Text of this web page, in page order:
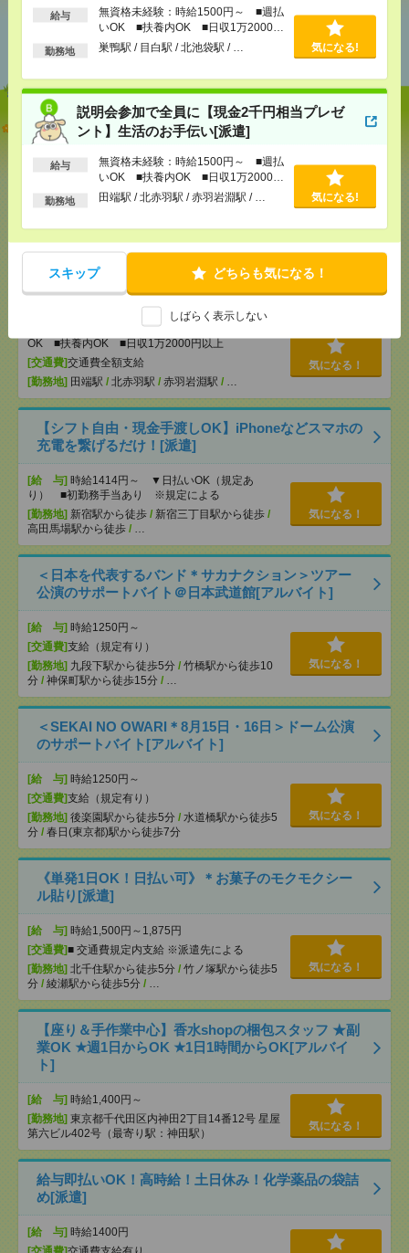
給与
無資格未経験：時給1500円～ ■週払
いOK ■扶養内OK ■日収1万2000円
以上
勤務地 巣鴨駅 / 目白駅 / 北池袋駅 / … 気になる!
説明会参加で全員に【現金2千円相当プレゼ
ント】生活のお手伝い[派遣]
給与
無資格未経験：時給1500円～ ■週払
いOK ■扶養内OK ■日収1万2000円
以上
勤務地 田端駅 / 北赤羽駅 / 赤羽岩淵駅 / … 気になる!
スキップ どちらも気になる！
しばらく表示しない
あなたの閲覧履歴からの
おすすめ
【オープニング募集】おばあちゃんのお散歩付き添
いも仕事の1つ[派遣]
無資格未経験：時給1500円～ ■週払い
OK ■扶養内OK ■日収1万2000円以上
[勤務地]巣鴨駅/目白駅/北池袋駅/…
説明会参加で全員に【現金2千円相当プレゼント】生
活のお手伝い[派遣]
無資格未経験：時給1500円～ ■週払い
OK ■扶養内OK ■日収1万2000円以上
[交通費]交通費全額支給
[勤務地] 田端駅 / 北赤羽駅 / 赤羽岩淵駅 / …
気になる！
【シフト自由・現金手渡しOK】iPhoneなどスマホの
充電を繋げるだけ！[派遣]
[給 与] 時給1414円～ ▼日払いOK（規定あ
り） ■初勤務手当あり ※規定による
[勤務地] 新宿駅から徒歩 / 新宿三丁目駅から徒歩 /
高田馬場駅から徒歩 / …
気になる！
＜日本を代表するバンド＊サカナクション＞ツアー
公演のサポートバイト＠日本武道館[アルバイト]
[給 与] 時給1250円～
[交通費]支給（規定有り）
[勤務地] 九段下駅から徒歩5分 / 竹橋駅から徒歩10
分 / 神保町駅から徒歩15分 / …
気になる！
＜SEKAI NO OWARI＊8月15日・16日＞ドーム公演
のサポートバイト[アルバイト]
[給 与] 時給1250円～
[交通費]支給（規定有り）
[勤務地] 後楽園駅から徒歩5分 / 水道橋駅から徒歩5
分 / 春日(東京都)駅から徒歩7分
気になる！
《単発1日OK！日払い可》＊お菓子のモクモクシー
ル貼り[派遣]
[給 与] 時給1,500円～1,875円
[交通費]■ 交通費規定内支給 ※派遣先による
[勤務地] 北千住駅から徒歩5分 / 竹ノ塚駅から徒歩5
分 / 綾瀬駅から徒歩5分 / …
気になる！
【座り＆手作業中心】香水shopの梱包スタッフ ★副
業OK ★週1日からOK ★1日1時間からOK[アルバイ
ト]
[給 与] 時給1,400円～
[勤務地] 東京都千代田区内神田2丁目14番12号 星屋
第六ビル402号（最寄り駅：神田駅）
気になる！
給与即払いOK！高時給！土日休み！化学薬品の袋詰
め[派遣]
[給 与] 時給1400円